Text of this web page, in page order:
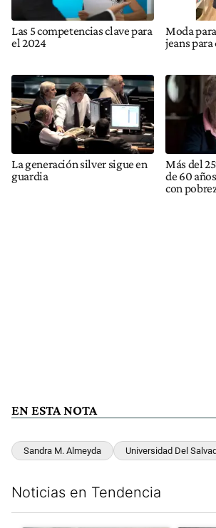
Las 5 competencias clave para
el 2024
Moda
jeans
La generación silver sigue en
guardia
Más del
de 60
con
EN ESTA NOTA
Sandra M. Almeyda Universidad Del
Noticias en Tendencia